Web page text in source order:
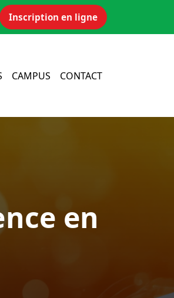
Inscription en ligne
CAMPUS CONTACT
en